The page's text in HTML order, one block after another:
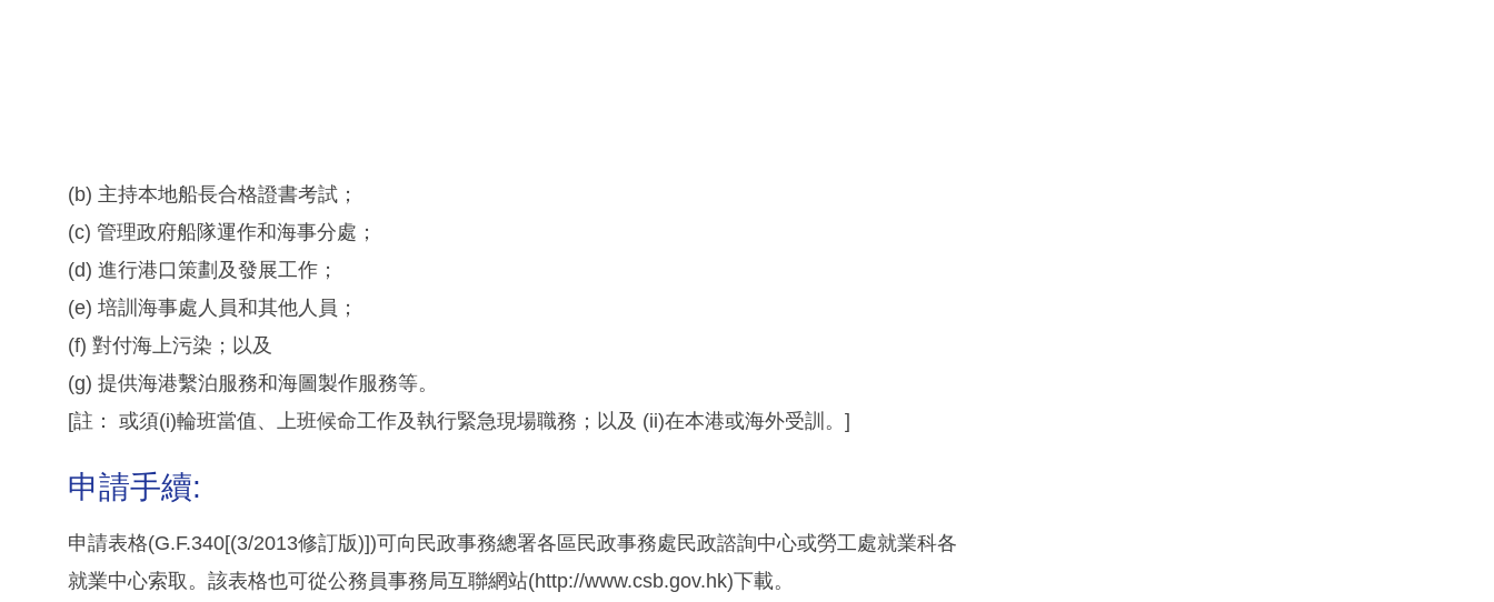
(b) 主持本地船長合格證書考試；
(c) 管理政府船隊運作和海事分處；
(d) 進行港口策劃及發展工作；
(e) 培訓海事處人員和其他人員；
(f) 對付海上污染；以及
(g) 提供海港繫泊服務和海圖製作服務等。
[註： 或須(i)輪班當值、上班候命工作及執行緊急現場職務；以及 (ii)在本港或海外受訓。]
申請手續:
申請表格(G.F.340[(3/2013修訂版)])可向民政事務總署各區民政事務處民政諮詢中心或勞工處就業科各
就業中心索取。該表格也可從公務員事務局互聯網站(http://www.csb.gov.hk)下載。